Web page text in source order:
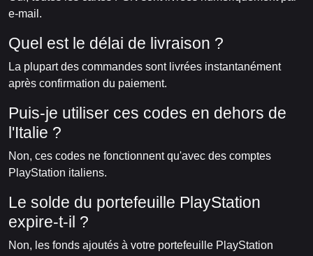
e-mail.
Quel est le délai de livraison ?
La plupart des commandes sont livrées instantanément
après confirmation du paiement.
Puis-je utiliser ces codes en dehors de
l'Italie ?
Non, ces codes ne fonctionnent qu'avec des comptes
PlayStation italiens.
Le solde du portefeuille PlayStation
expire-t-il ?
Non, les fonds ajoutés à votre portefeuille PlayStation